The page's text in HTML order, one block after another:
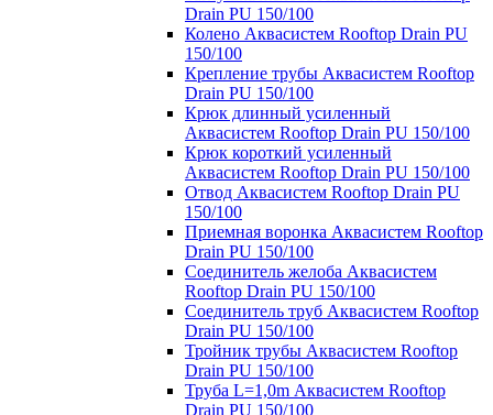
Drain PU 150/100
Колено Аквасистем Rooftop Drain PU
150/100
Крепление трубы Аквасистем Rooftop
Drain PU 150/100
Крюк длинный усиленный
Аквасистем Rooftop Drain PU 150/100
Крюк короткий усиленный
Аквасистем Rooftop Drain PU 150/100
Отвод Аквасистем Rooftop Drain PU
150/100
Приемная воронка Аквасистем Rooftop
Drain PU 150/100
Соединитель желоба Аквасистем
Rooftop Drain PU 150/100
Соединитель труб Аквасистем Rooftop
Drain PU 150/100
Тройник трубы Аквасистем Rooftop
Drain PU 150/100
Труба L=1,0m Аквасистем Rooftop
Drain PU 150/100